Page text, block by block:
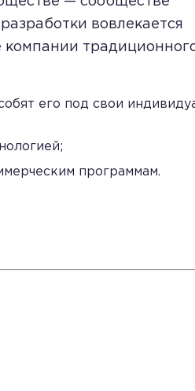
вовлекается
компании
его под свои
программам.